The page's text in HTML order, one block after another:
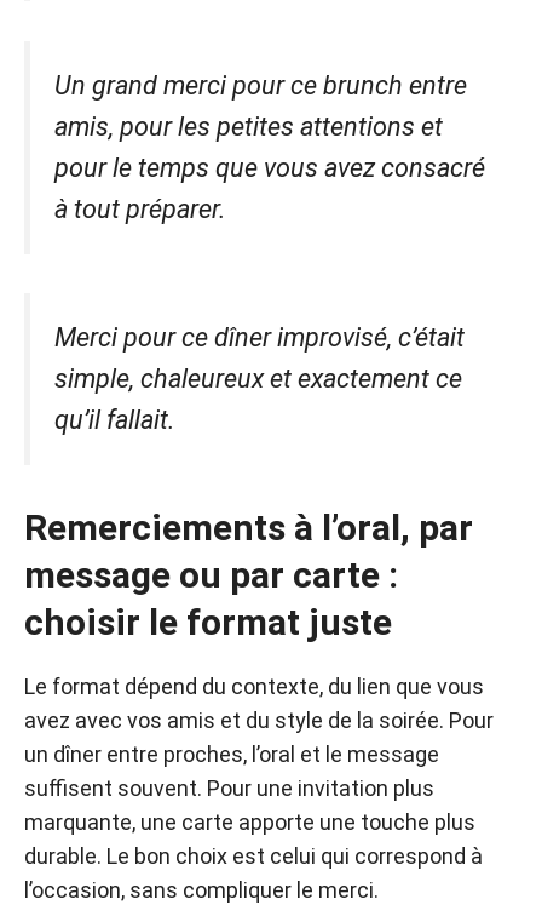
Un grand merci pour ce brunch entre
amis, pour les petites attentions et
pour le temps que vous avez consacré
à tout préparer.
Merci pour ce dîner improvisé, c’était
simple, chaleureux et exactement ce
qu’il fallait.
Remerciements à l’oral, par
message ou par carte :
choisir le format juste
Le format dépend du contexte, du lien que vous
avez avec vos amis et du style de la soirée. Pour
un dîner entre proches, l’oral et le message
suffisent souvent. Pour une invitation plus
marquante, une carte apporte une touche plus
durable. Le bon choix est celui qui correspond à
l’occasion, sans compliquer le merci.